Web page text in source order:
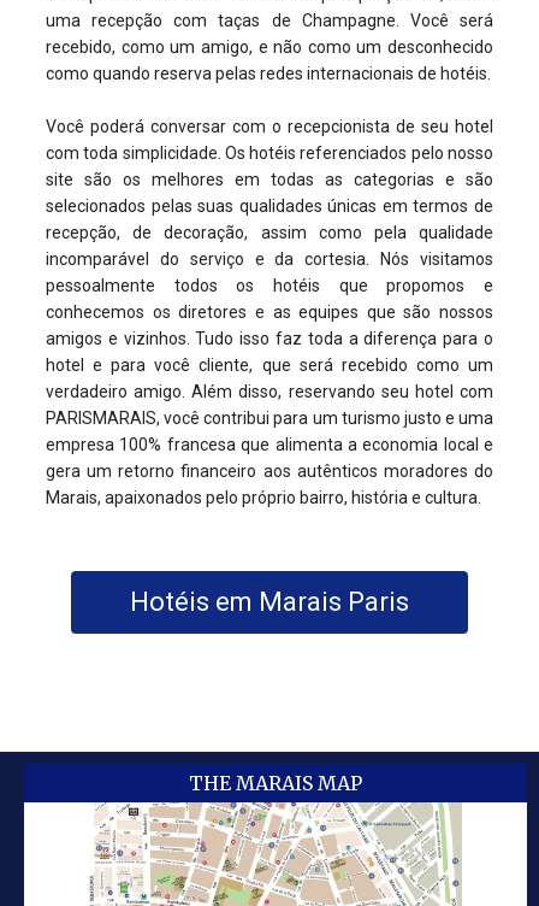
uma recepção com taças de Champagne. Você será
recebido, como um amigo, e não como um desconhecido
como quando reserva pelas redes internacionais de hotéis.
Você poderá conversar com o recepcionista de seu hotel
com toda simplicidade. Os hotéis referenciados pelo nosso
site são os melhores em todas as categorias e são
selecionados pelas suas qualidades únicas em termos de
recepção, de decoração, assim como pela qualidade
incomparável do serviço e da cortesia. Nós visitamos
pessoalmente todos os hotéis que propomos e
conhecemos os diretores e as equipes que são nossos
amigos e vizinhos. Tudo isso faz toda a diferença para o
hotel e para você cliente, que será recebido como um
verdadeiro amigo. Além disso, reservando seu hotel com
PARISMARAIS, você contribui para um turismo justo e uma
empresa 100% francesa que alimenta a economia local e
gera um retorno financeiro aos autênticos moradores do
Marais, apaixonados pelo próprio bairro, história e cultura.
Hotéis em Marais Paris
THE MARAIS MAP